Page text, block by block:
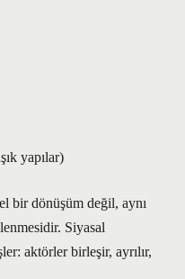
yapılar)
bir dönüşüm değil, aynı
Siyasal
aktörler birleşir, ayrılır,